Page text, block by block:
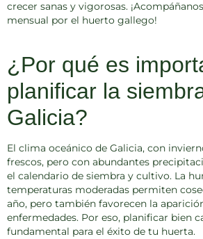
crecer sanas y vigorosas.
mensual por el huerto gallego!
¿Por qué es
planificar la
Galicia?
El clima oceánico de Galicia, con
frescos, pero con abundantes
el calendario de siembra y cultivo. La
temperaturas moderadas permiten
año, pero también favorecen la
enfermedades. Por eso, planificar bien
fundamental para el éxito de tu huerta.